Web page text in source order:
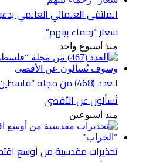
الملتقى العلمائي العالمي
شعار “رحماء بينهم”
منذ أسبوع واحد
العدد (468) من مجلة
تُسألون عن الأقصى
منذ أسبوعين
تحذيرات مقدسية من أوسع